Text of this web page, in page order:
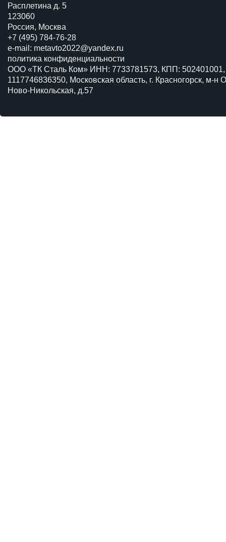
Расплетина д. 5
123060
Россия, Москва
+7 (495) 784-76-28
e-mail: metavto2022@yandex.ru
политика конфиденциальности
ООО «ТК Сталь Ком» ИНН: 7733781573, КПП:
1117746836350, Московская область, г. Красногорск, м-н
Ново-Никольская, д.57